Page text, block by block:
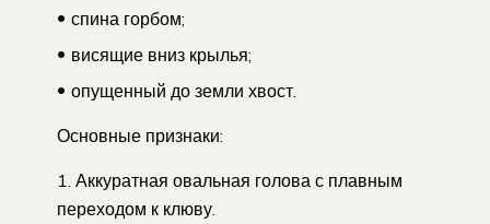
спина горбом;
висящие вниз крылья;
опущенный до земли хвост.
Основные признаки:
Аккуратная овальная голова с плавным
переходом к клюву.